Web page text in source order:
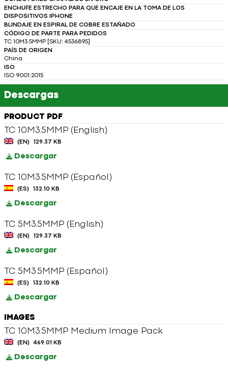
ENCHUFE ESTRECHO PARA QUE ENCAJE EN LA TOMA DE LOS
DISPOSITIVOS IPHONE
BLINDAJE EN ESPIRAL DE COBRE ESTAÑADO
CÓDIGO DE PARTE PARA PEDIDOS
TC 10M3.5MMP [SKU: 4536895]
PAÍS DE ORIGEN
China
ISO
ISO 9001:2015
Descargas
PRODUCT PDF
TC 10M3.5MMP (English)
(EN) 129.37 KB
Descargar
TC 10M3.5MMP (Español)
(ES) 132.10 KB
Descargar
TC 5M3.5MMP (English)
(EN) 129.37 KB
Descargar
TC 5M3.5MMP (Español)
(ES) 132.10 KB
Descargar
IMAGES
TC 10M3.5MMP Medium Image Pack
(EN) 469.01 KB
Descargar